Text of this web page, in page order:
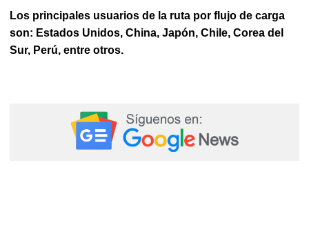
Los principales usuarios de la ruta por flujo de carga
son: Estados Unidos, China, Japón, Chile, Corea del
Sur, Perú, entre otros.